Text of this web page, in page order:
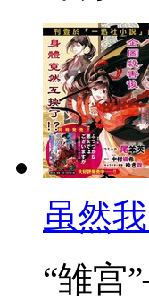
虽然
“雏宫